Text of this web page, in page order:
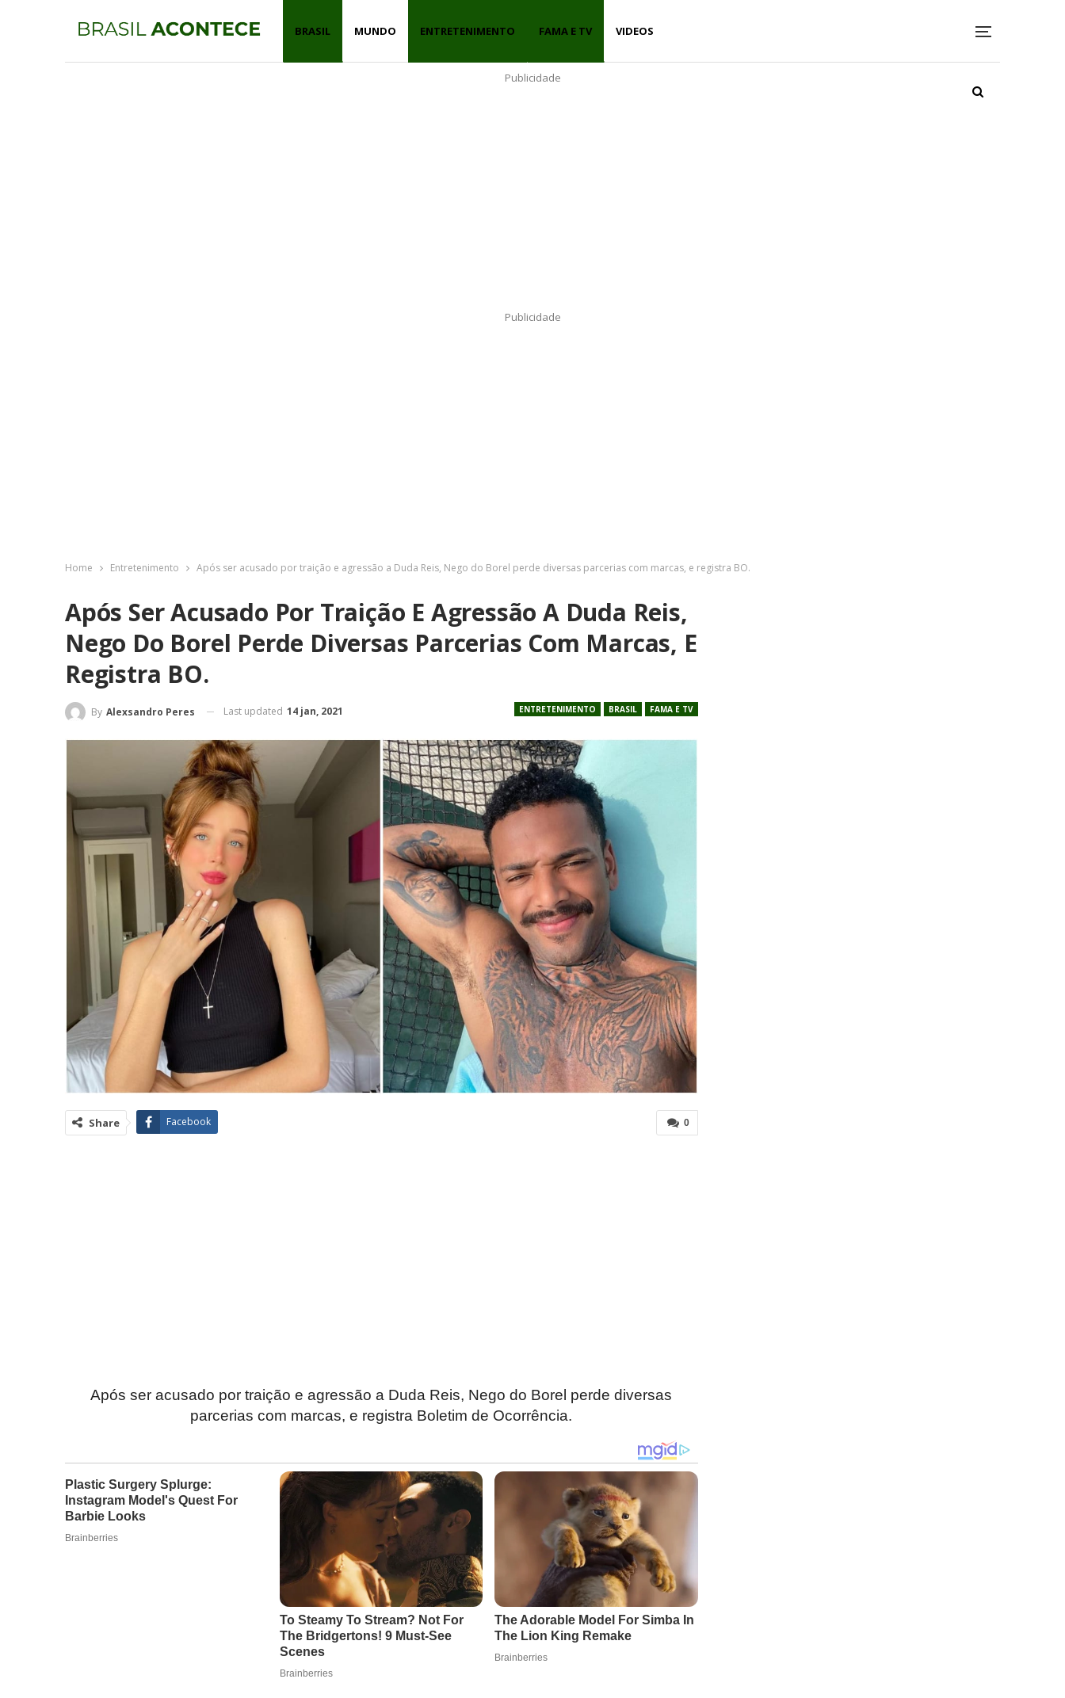
BRASIL MUNDO ENTRETENIMENTO FAMA E TV VIDEOS
Publicidade
Publicidade
Home Entretenimento Após ser acusado por traição e agressão a Duda Reis, Nego do Borel perde diversas parcerias com marcas, e registra BO.
Após Ser Acusado Por Traição E Agressão A Duda Reis,
Nego Do Borel Perde Diversas Parcerias Com Marcas, E
Registra BO.
ENTRETENIMENTO BRASIL FAMA E TV
By Alexsandro Peres Last updated 14 jan, 2021
0
Share Facebook
Após ser acusado por traição e agressão a Duda Reis, Nego do Borel perde diversas
parcerias com marcas, e registra Boletim de Ocorrência.